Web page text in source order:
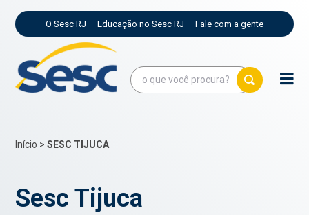
O Sesc RJ Educação no Sesc RJ Fale com a gente
Início >SESC TIJUCA
Sesc Tijuca